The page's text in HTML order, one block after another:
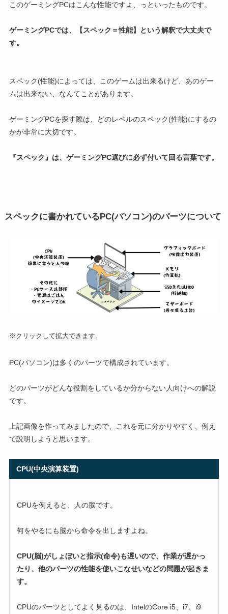
このゲーミングPCはこんな性能ですよ、っといったものです。
ゲーミングPCでは、【スペック＝性能】という解釈で大丈夫で
す。
スペック(性能)によっては、このゲームは出来るけど、あのゲー
ムは出来ない、なんてことがあります。
ゲーミングPCを探す際は、どのレベルのスペック(性能)にするの
かが非常に大切です。
『スペック』は、ゲーミングPC選びに必ず付いて回る言葉です。
スペックに書かれているPC(パソコン)のパーツについて
※クリックして拡大できます。
PC(パソコン)は多くのパーツで構成されています。
どのパーツがどんな役割をしているか分からない人向けへの解説
です。
上記画像を作ってみましたので、これを元に分かりやすく、例え
で説明しようと思います。
CPU(中央演算装置)
CPUを例えると、人の脳です。
何をやるにも脳から命令を出しますよね。
CPU(脳)がしょぼいと指示(命令)も遅いので、作業が遅かっ
たり、他のパーツの性能を使いこなせいなどの問題が起きま
す。
CPUのパーツとしてよく見るのは、IntelのCore i5、i7、i9